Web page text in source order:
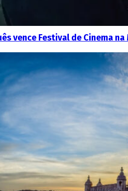
vence Festival de Cinema